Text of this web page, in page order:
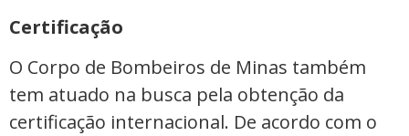
Certificação
O Corpo de Bombeiros de Minas também
tem atuado na busca pela obtenção da
certificação internacional. De acordo com o